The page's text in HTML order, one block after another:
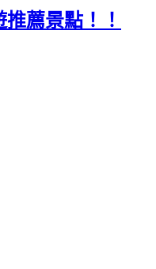
薦景點！！